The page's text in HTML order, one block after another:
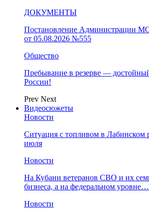
ДОКУМЕНТЫ
Постановление Администрации
от 05.08.2026 №555
Общество
Пребывание в резерве —
России!
Prev Next
Видеосюжеты
Новости
Ситуация с топливом в Лабинском
июля
Новости
На Кубани ветеранов СВО и их
бизнеса, а на федеральном уровне…
Новости